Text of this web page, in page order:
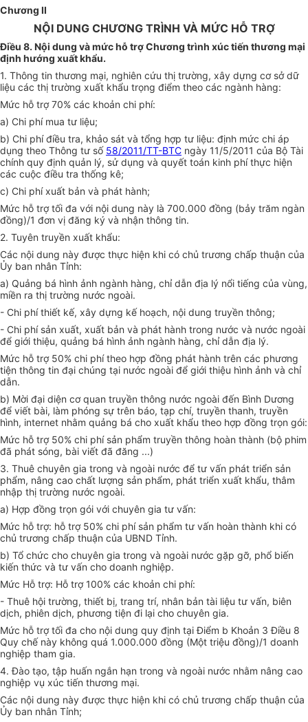
Chương II
NỘI DUNG CHƯƠNG TRÌNH VÀ MỨC HỖ TRỢ
Điều 8. Nội dung và mức hỗ trợChương trình xúc tiến thương mại
định hướng xuất khẩu.
1. Thông tin thương mại, nghiên cứu thị trường, xây dựng cơ sở dữ
liệu các thị trường xuất khẩu trọng điểm theo các ngành hàng:
Mức hỗ trợ 70% các khoản chi phí:
a) Chi phí mua tư liệu;
b) Chi phí điều tra, khảo sát và tổng hợp tư liệu: định mức chi áp
dụng theo Thông tư số 58/2011/TT-BTC ngày 11/5/2011 của Bộ Tài
chính quy định quản lý, sử dụng và quyết toán kinh phí thực hiện
các cuộc điều tra thống kê;
c) Chi phí xuất bản và phát hành;
Mức hỗ trợ tối đa với nội dung này là 700.000 đồng (bảy trăm ngàn
đồng)/1 đơn vị đăng ký và nhận thông tin.
2. Tuyên truyền xuất khẩu:
Các nội dung này được thực hiện khi có chủ trương chấp thuận của
Ủy ban nhân Tỉnh:
a) Quảng bá hình ảnh ngành hàng, chỉ dẫn địa lý nổi tiếng của vùng,
miền ra thị trường nước ngoài.
- Chi phí thiết kế, xây dựng kế hoạch, nội dung truyền thông;
- Chi phí sản xuất, xuất bản và phát hành trong nước và nước ngoài
để giới thiệu, quảng bá hình ảnh ngành hàng, chỉ dẫn địa lý.
Mức hỗ trợ 50% chi phí theo hợp đồng phát hành trên các phương
tiện thông tin đại chúng tại nước ngoài để giới thiệu hình ảnh và chỉ
dẫn.
b) Mời đại diện cơ quan truyền thông nước ngoài đến Bình Dương
để viết bài, làm phóng sự trên báo, tạp chí, truyền thanh, truyền
hình, internet nhằm quảng bá cho xuất khẩu theo hợp đồng trọn gói:
Mức hỗ trợ 50% chi phí sản phẩm truyền thông hoàn thành (bộ phim
đã phát sóng, bài viết đã đăng ...)
3. Thuê chuyên gia trong và ngoài nước để tư vấn phát triển sản
phẩm, nâng cao chất lượng sản phẩm, phát triển xuất khẩu, thâm
nhập thị trường nước ngoài.
a) Hợp đồng trọn gói với chuyên gia tư vấn:
Mức hỗ trợ: hỗ trợ 50% chi phí sản phẩm tư vấn hoàn thành khi có
chủ trương chấp thuận của UBND Tỉnh.
b) Tổ chức cho chuyên gia trong và ngoài nước gặp gỡ, phổ biến
kiến thức và tư vấn cho doanh nghiệp.
Mức Hỗ trợ: Hỗ trợ 100% các khoản chi phí:
- Thuê hội trường, thiết bị, trang trí, nhân bản tài liệu tư vấn, biên
dịch, phiên dịch, phương tiện đi lại cho chuyên gia.
Mức hỗ trợ tối đa cho nội dung quy định tại Điểm b Khoản 3 Điều 8
Quy chế này không quá 1.000.000 đồng (Một triệu đồng)/1 doanh
nghiệp tham gia.
4.Đào tạo, tập huấn ngắn hạn trong và ngoài nước nhằm nâng cao
nghiệp vụ xúc tiến thương mại.
Các nội dung này được thực hiện khi có chủ trương chấp thuận của
Ủy ban nhân Tỉnh;